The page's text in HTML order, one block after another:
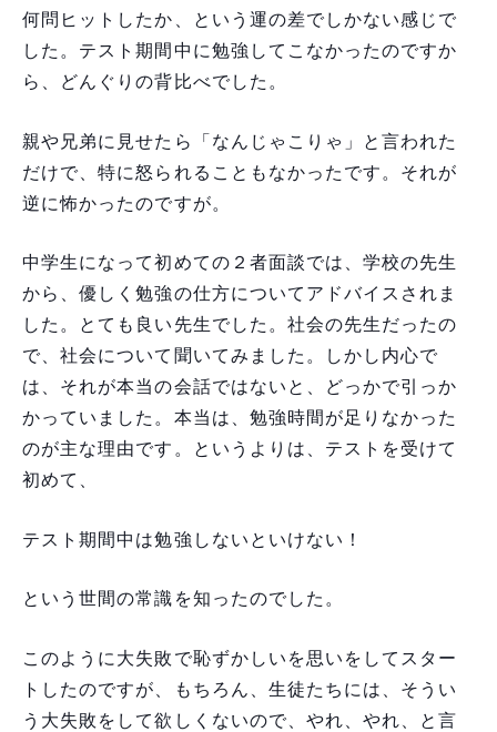
何問ヒットしたか、という運の差でしかない感じで
した。テスト期間中に勉強してこなかったのですか
ら、どんぐりの背比べでした。
親や兄弟に見せたら「なんじゃこりゃ」と言われた
だけで、特に怒られることもなかったです。それが
逆に怖かったのですが。
中学生になって初めての２者面談では、学校の先生
から、優しく勉強の仕方についてアドバイスされま
した。とても良い先生でした。社会の先生だったの
で、社会について聞いてみました。しかし内心で
は、それが本当の会話ではないと、どっかで引っか
かっていました。本当は、勉強時間が足りなかった
のが主な理由です。というよりは、テストを受けて
初めて、
テスト期間中は勉強しないといけない！
という世間の常識を知ったのでした。
このように大失敗で恥ずかしいを思いをしてスター
トしたのですが、もちろん、生徒たちには、そうい
う大失敗をして欲しくないので、やれ、やれ、と言